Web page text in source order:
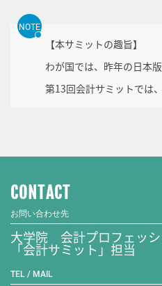
NOTE
【本サミットの趣旨】
わが国では、昨年の日本
第13回会計サミットでは
CONTACT
お問い合わせ先
大学院 会計プロフェッ
「会計サミット」担当
TEL / MAIL